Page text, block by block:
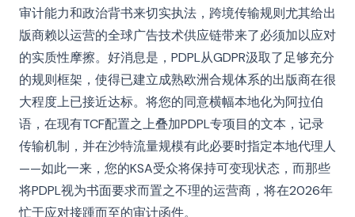
审计能力和政治背书来切实执法，跨境传输规则尤其给出
版商赖以运营的全球广告技术供应链带来了必须加以应对
的实质性摩擦。好消息是，PDPL从GDPR汲取了足够充分
的规则框架，使得已建立成熟欧洲合规体系的出版商在很
大程度上已接近达标。将您的同意横幅本地化为阿拉伯
语，在现有TCF配置之上叠加PDPL专项目的文本，记录
传输机制，并在沙特流量规模有此必要时指定本地代理人
——如此一来，您的KSA受众将保持可变现状态，而那些
将PDPL视为书面要求而置之不理的运营商，将在2026年
忙于应对接踵而至的审计函件。